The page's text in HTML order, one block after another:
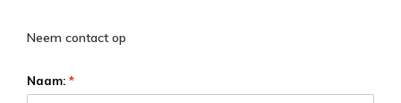
Neem contact op
Naam: *